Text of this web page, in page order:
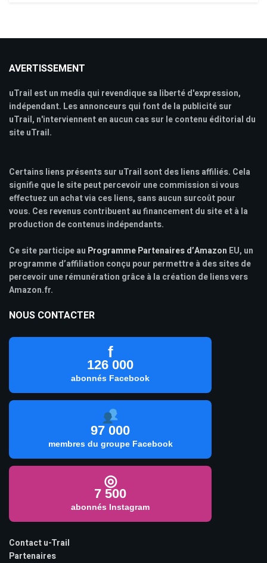
AVERTISSEMENT
uTrail est un media qui revendique sa liberté d'expression,
indépendant. Les annonceurs qui font de la publicité sur
uTrail, n'interviennent en aucun cas sur le contenu éditorial du
site uTrail.
Certains liens présents sur uTrail sont des liens affiliés. Cela
signifie que le site peut percevoir une commission si vous
effectuez un achat via ces liens, sans aucun surcoût pour
vous. Ces revenus contribuent au financement du site et à la
production de contenus indépendants.
Ce site participe au Programme Partenaires d’Amazon EU, un
programme d’affiliation conçu pour permettre à des sites de
percevoir une rémunération grâce à la création de liens vers
Amazon.fr.
NOUS CONTACTER
f
126 000
abonnés Facebook
97 000
membres du groupe Facebook
◎
7 500
abonnés Instagram
Contact u-Trail
Partenaires